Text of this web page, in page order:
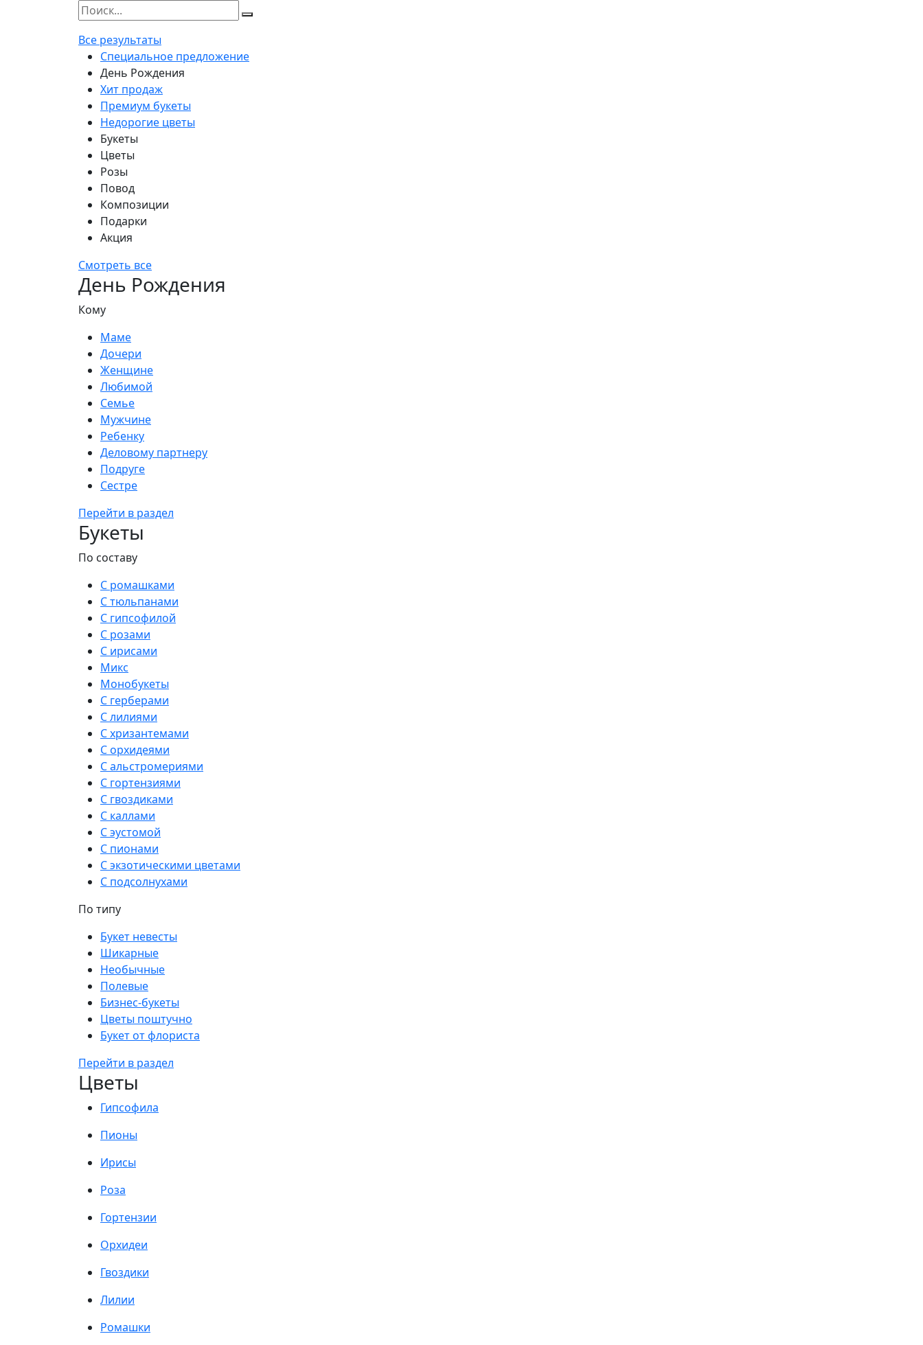
Все результаты
Специальное предложение
День Рождения
Хит продаж
Премиум букеты
Недорогие цветы
Букеты
Цветы
Розы
Повод
Композиции
Подарки
Акция
Смотреть все
День Рождения
Кому
Маме
Дочери
Женщине
Любимой
Семье
Мужчине
Ребенку
Деловому партнеру
Подруге
Сестре
Перейти в раздел
Букеты
По составу
С ромашками
С тюльпанами
С гипсофилой
С розами
С ирисами
Микс
Монобукеты
С герберами
С лилиями
С хризантемами
С орхидеями
С альстромериями
С гортензиями
С гвоздиками
С каллами
С эустомой
С пионами
С экзотическими цветами
С подсолнухами
По типу
Букет невесты
Шикарные
Необычные
Полевые
Бизнес-букеты
Цветы поштучно
Букет от флориста
Перейти в раздел
Цветы
Гипсофила
Пионы
Ирисы
Роза
Гортензии
Орхидеи
Гвоздики
Лилии
Ромашки